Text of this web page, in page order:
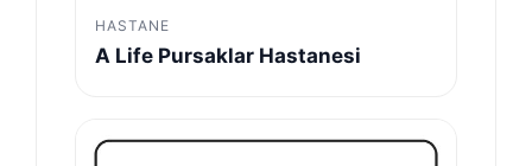
HASTANE
A Life Pursaklar Hastanesi